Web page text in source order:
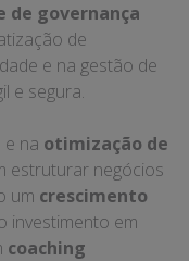
de governança
de
e na gestão de
e segura.
e na otimização de
estruturar negócios
um crescimento
investimento em
coaching